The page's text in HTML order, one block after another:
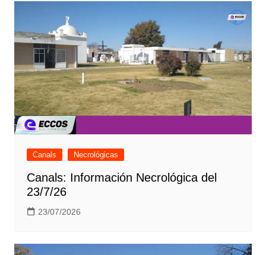
Canals Necrológicas
Canals: Información Necrológica del
23/7/26
23/07/2026